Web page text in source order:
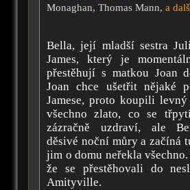
Monaghan, Thomas Mann, a
Bella, její mladší sestra
James, který je
přestěhují s matkou Joan
Joan chce ušetřit nějaké
Jamese, proto koupili
všechno zlato, co se
zázračně uzdraví, ale
děsivé noční můry a začíná
jim o domu neřekla
že se přestěhovali do
Amityville.